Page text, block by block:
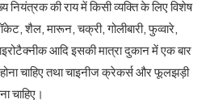
की राय में किसी व्यक्ति के लिए विशेष
शैल, मारून, चक्री, गोलीबारी, फुव्वारे,
आदि इसकी मात्रा दुकान में एक बार
चाहिए तथा चाइनीज क्रेकर्स और फूलझड़ी
चाहिए।